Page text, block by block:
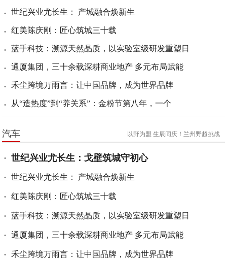
世纪兴业尤长生： 产城融合焕新生
红美陈庆刚：匠心筑城三十载
蓝手科技：溯源天然晶质，以实验室级研发重塑日
通厦集团，三十余载深耕商业地产 多元布局赋能
禾尘跨境万雨言：让中国品牌，成为世界品牌
从“造热度”到“养关系”：金粉节第八年，一个
汽车 以野为盟 生辰同庆！兰州野超挑战
世纪兴业尤长生：戈壁筑城守初心
世纪兴业尤长生： 产城融合焕新生
红美陈庆刚：匠心筑城三十载
蓝手科技：溯源天然晶质，以实验室级研发重塑日
通厦集团，三十余载深耕商业地产 多元布局赋能
禾尘跨境万雨言：让中国品牌，成为世界品牌